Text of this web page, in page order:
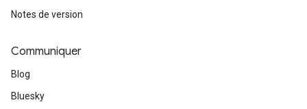
Notes de version
Communiquer
Blog
Bluesky